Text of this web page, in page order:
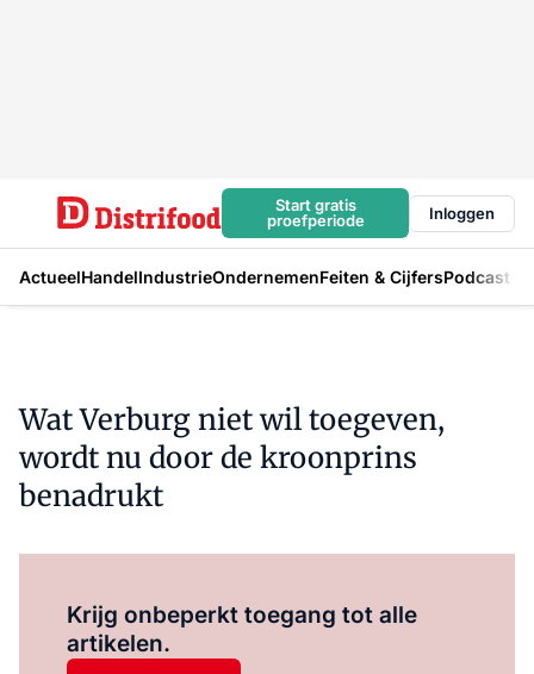
Start gratis
proefperiode
Inloggen
ActueelHandelIndustrieOndernemenFeiten & CijfersPodcast
Wat Verburg niet wil toegeven,
wordt nu door de kroonprins
benadrukt
Krijg onbeperkt toegang tot alle
artikelen.